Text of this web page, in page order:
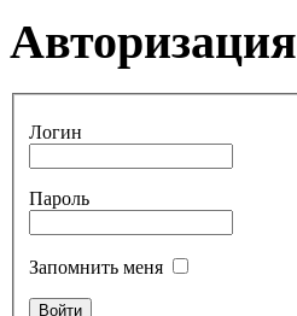
Авторизация
Логин
Пароль
Запомнить меня